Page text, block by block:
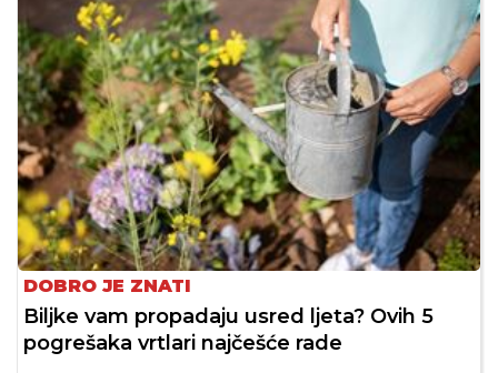
DOBRO JE ZNATI
Biljke vam propadaju usred ljeta? Ovih 5
pogrešaka vrtlari najčešće rade